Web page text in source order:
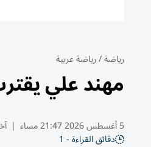
رياضة/رياضة عربية
مهند علي
5 أغسطس 2026 21:47 مساء |
دقائق القراءة - 1